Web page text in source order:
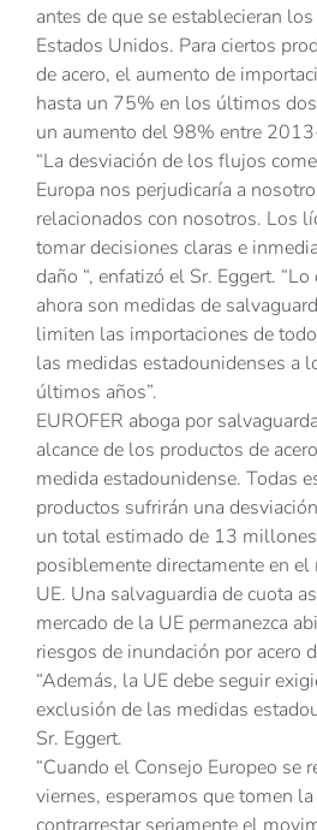
antes de que se establecieran
Estados Unidos. Para ciertos
de acero, el aumento de
hasta un 75% en los últimos
un aumento del 98% entre
“La desviación de los flujos
Europa nos perjudicaría a
relacionados con nosotros. Los
tomar decisiones claras e
daño “, enfatizó el Sr. Eggert.
ahora son medidas de
limiten las importaciones de
las medidas estadounidenses a
últimos años”.
EUROFER aboga por
alcance de los productos de
medida estadounidense. Todas
productos sufrirán una
un total estimado de 13
posiblemente directamente en el
UE. Una salvaguardia de cuota
mercado de la UE permanezca
riesgos de inundación por acero
“Además, la UE debe seguir
exclusión de las medidas
Sr. Eggert.
“Cuando el Consejo Europeo se
viernes, esperamos que tomen